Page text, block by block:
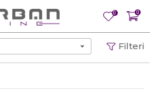
0
0
Filteri